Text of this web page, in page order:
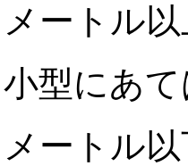
ートル
型にあ
ートル